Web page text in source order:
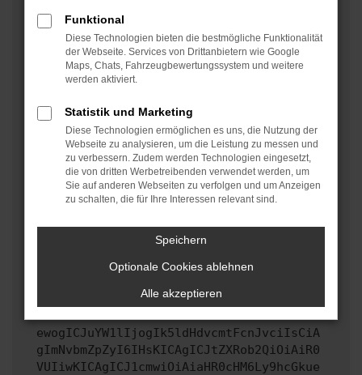
Starte dein Gerät neu.
Das kann manchmal helfen, vorübergehende
Probleme zu beheben.
Betriebssystem auf dem neuesten Stand sind.
Veraltete Software birgt nicht nur ein
Sicherheitsrisiko, sondern kann auch dazu führen,
dass bestimmte Funktionen nicht mehr unterstützt
werden.
Wende dich an den Webseitenbetreiber.
Wenn du alle oben genannten Schritte versucht hast,
kontaktiere uns bitte. Wir werden versuchen, das
Problem zu beheben. Du kannst uns diesen Text
schicken, um uns bei der Fehlersuche zu
ewogICJuYW1lIjogIk5ldHdvcmtFcnJvciIsCiA
gImNvbmZpZyI6IHsKICAgICJtZXRob2QiOiAiR0
VUIiwKICAgICJ1cmwiOiAiaHR0cHM6Ly9hcGkue
Funktional
Diese Technologien bieten die bestmögliche Funktionalität
der Webseite. Services von Drittanbietern wie Google
Maps, Chats, Fahrzeugbewertungssystem und weitere
werden aktiviert.
Statistik und Marketing
Diese Technologien ermöglichen es uns, die Nutzung der
Webseite zu analysieren, um die Leistung zu messen und
zu verbessern. Zudem werden Technologien eingesetzt,
die von dritten Werbetreibenden verwendet werden, um
Sie auf anderen Webseiten zu verfolgen und um Anzeigen
zu schalten, die für Ihre Interessen relevant sind.
Speichern
Optionale Cookies ablehnen
Alle akzeptieren